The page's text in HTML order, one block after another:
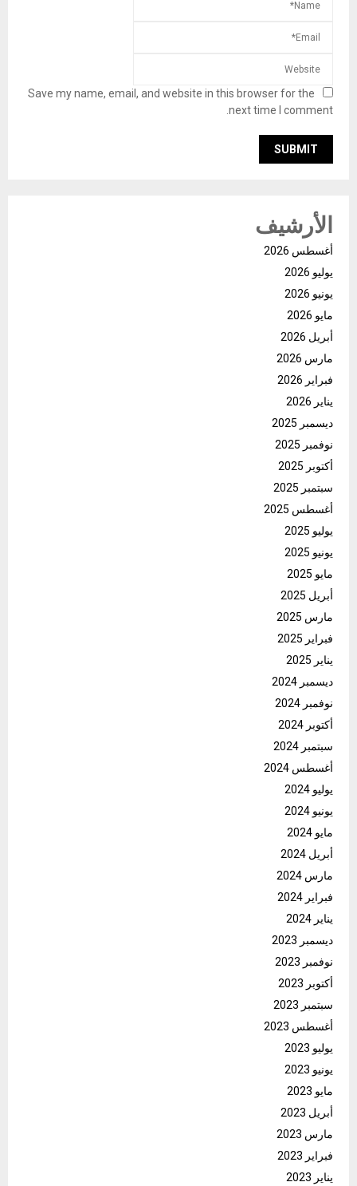
Save my name, email, and website in this browser for the
next time I comment.
الأرشيف
أغسطس 2026
يوليو 2026
يونيو 2026
مايو 2026
أبريل 2026
مارس 2026
فبراير 2026
يناير 2026
ديسمبر 2025
نوفمبر 2025
أكتوبر 2025
سبتمبر 2025
أغسطس 2025
يوليو 2025
يونيو 2025
مايو 2025
أبريل 2025
مارس 2025
فبراير 2025
يناير 2025
ديسمبر 2024
نوفمبر 2024
أكتوبر 2024
سبتمبر 2024
أغسطس 2024
يوليو 2024
يونيو 2024
مايو 2024
أبريل 2024
مارس 2024
فبراير 2024
يناير 2024
ديسمبر 2023
نوفمبر 2023
أكتوبر 2023
سبتمبر 2023
أغسطس 2023
يوليو 2023
يونيو 2023
مايو 2023
أبريل 2023
مارس 2023
فبراير 2023
يناير 2023